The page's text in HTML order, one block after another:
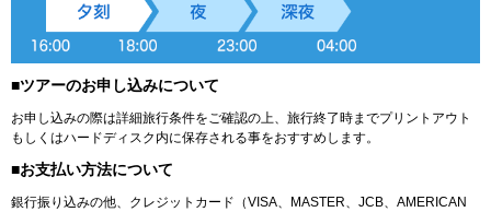
■ツアーのお申し込みについて
お申し込みの際は詳細旅行条件をご確認の上、旅行終了時までプリントアウト
もしくはハードディスク内に保存される事をおすすめします。
■お支払い方法について
銀行振り込みの他、クレジットカード（VISA、MASTER、JCB、AMERICAN